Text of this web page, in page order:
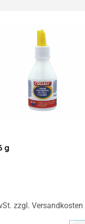
g
zzgl. Versandkosten